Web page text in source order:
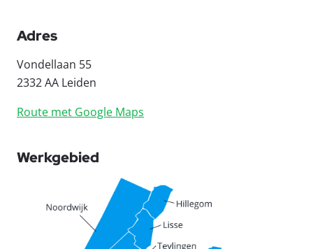
Adres
Vondellaan 55
2332 AA Leiden
Route met Google Maps
Werkgebied